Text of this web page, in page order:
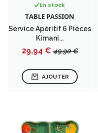
En stock
TABLE PASSION
Service Apéritif 6 Pièces
Kimani...
Prix
29,94 € Prix
base
49,90 €
AJOUTER